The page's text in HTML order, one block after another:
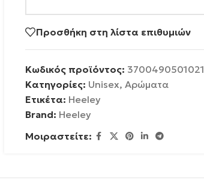
Προσθήκη στη λίστα επιθυμιών
Κωδικός προϊόντος: 3700490501021
Κατηγορίες: Unisex, Αρώματα
Ετικέτα: Heeley
Brand: Heeley
Μοιραστείτε: